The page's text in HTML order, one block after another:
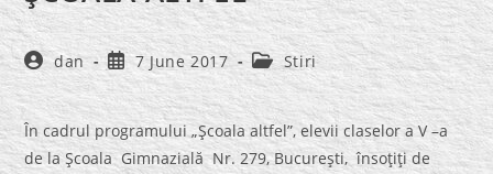
Post
author:
dan
Post
published:
7 June 2017
Post
category:
Stiri
În cadrul programului „Şcoala altfel”, elevii claselor a V –a
de la Şcoala Gimnazială Nr. 279, Bucureşti, însoţiţi de